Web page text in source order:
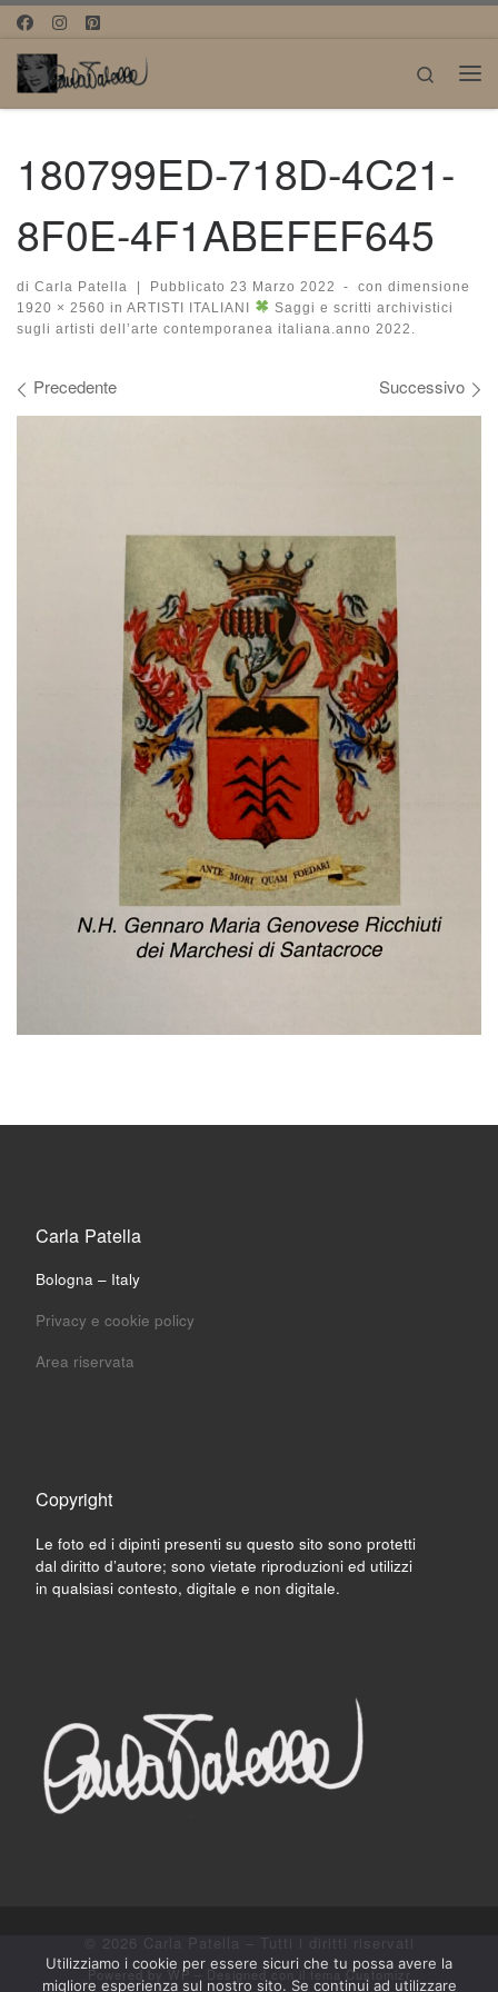
Passa al contenuto
Search
180799ED-718D-4C21-
8F0E-4F1ABEFEF645
di Carla Patella Pubblicato 23 Marzo 2022 -
con dimensione
1920 × 2560 in ARTISTI ITALIANI
Saggi e scritti archivistici
sugli artisti dell’arte contemporanea italiana.anno 2022.
Navigazione immagini
Precedente Successivo
Carla Patella
Bologna – Italy
Privacy e cookie policy
Area riservata
Copyright
Le foto ed i dipinti presenti su questo sito sono protetti
dal diritto d’autore; sono vietate riproduzioni ed utilizzi
in qualsiasi contesto, digitale e non digitale.
© 2026 Carla Patella – Tutti i diritti riservati
Powered byWP– Designed con iltema Customizr
Utilizziamo i cookie per essere sicuri che tu possa avere la
migliore esperienza sul nostro sito. Se continui ad utilizzare